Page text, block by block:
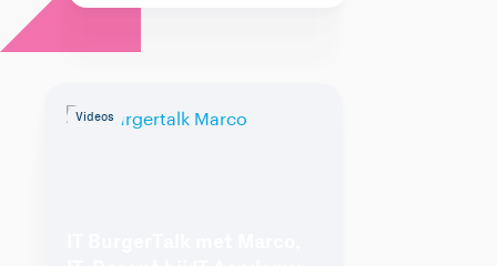
Videos